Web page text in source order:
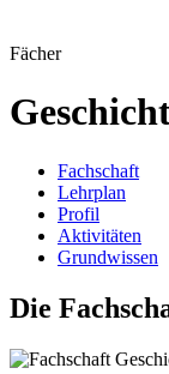
Fächer
Fachschaft
Lehrplan
Profil
Aktivitäten
Grundwissen
Die